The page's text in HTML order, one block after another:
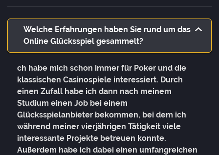
Welche Erfahrungen haben Sie rund um das
Online Glücksspiel gesammelt?
ch habe mich schon immer für Poker und die
klassischen Casinospiele interessiert. Durch
einen Zufall habe ich dann nach meinem
Studium einen Job bei einem
Glücksspielanbieter bekommen, bei dem ich
während meiner vierjährigen Tätigkeit viele
interessante Projekte betreuen konnte.
Außerdem habe ich dabei einen umfangreichen